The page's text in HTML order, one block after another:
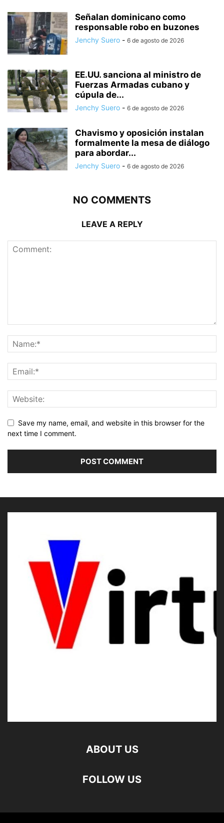
Señalan dominicano como
responsable robo en buzones
Jenchy Suero - 6 de agosto de 2026
EE.UU. sanciona al ministro de
Fuerzas Armadas cubano y
cúpula de...
Jenchy Suero - 6 de agosto de 2026
Chavismo y oposición instalan
formalmente la mesa de diálogo
para abordar...
Jenchy Suero - 6 de agosto de 2026
NO COMMENTS
LEAVE A REPLY
Save my name, email, and website in this browser for the
next time I comment.
ABOUT US
FOLLOW US